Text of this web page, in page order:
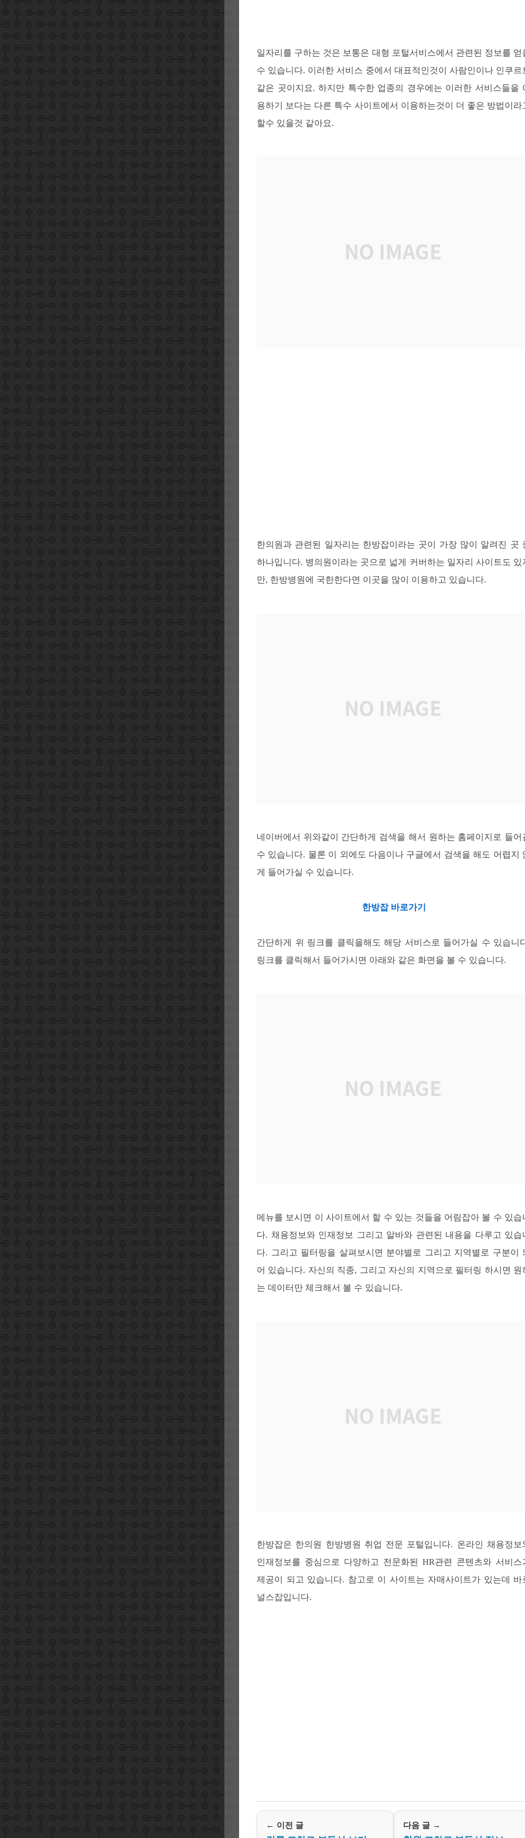
일자리를 구하는 것은 보통은 대형 포털서비스에서 관련된 정보를 얻
수 있습니다. 이러한 서비스 중에서 대표적인것이 사람인이나 인쿠르
같은 곳이지요. 하지만 특수한 업종의 경우에는 이러한 서비스들을
용하기 보다는 다른 특수 사이트에서 이용하는것이 더 좋은 방법이라
할수 있을것 같아요.
한의원과 관련된 일자리는 한방잡이라는 곳이 가장 많이 알려진 곳
하나입니다. 병의원이라는 곳으로 넓게 커버하는 일자리 사이트도 있
만, 한방병원에 국한한다면 이곳을 많이 이용하고 있습니다.
네이버에서 위와같이 간단하게 검색을 해서 원하는 홈페이지로 들어
수 있습니다. 물론 이 외에도 다음이나 구글에서 검색을 해도 어렵지
게 들어가실 수 있습니다.
한방잡 바로가기
간단하게 위 링크를 클릭을해도 해당 서비스로 들어가실 수 있습니
링크를 클릭해서 들어가시면 아래와 같은 화면을 볼 수 있습니다.
메뉴를 보시면 이 사이트에서 할 수 있는 것들을 어림잡아 볼 수 있습
다. 채용정보와 인재정보 그리고 알바와 관련된 내용을 다루고 있습
다. 그리고 필터링을 살펴보시면 분야별로 그리고 지역별로 구분이
어 있습니다. 자신의 직종, 그리고 자신의 지역으로 필터링 하시면 원
는 데이터만 체크해서 볼 수 있습니다.
한방잡은 한의원 한방병원 취업 전문 포털입니다. 온라인 채용정보
인재정보를 중심으로 다양하고 전문화된 HR관련 콘텐츠와 서비스
제공이 되고 있습니다. 참고로 이 사이트는 자매사이트가 있는데 바
널스잡입니다.
← 이전 글 다음 글 →